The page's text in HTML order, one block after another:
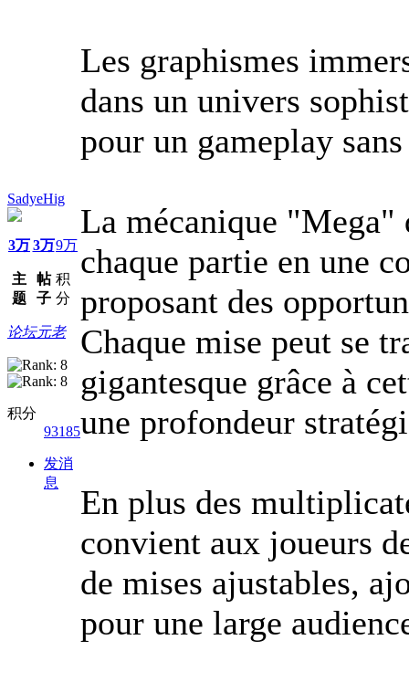
SadyeHig
3万
主
题
3万
帖
子
9万
积
分
论坛元老
积分
93185
发消
息
Les graphismes
dans un univers
pour un gameplay
La mécanique "Mega"
chaque partie en une
proposant des
Chaque mise peut se
gigantesque grâce à
une profondeur
En plus des
convient aux joueurs
de mises ajustables,
pour une large